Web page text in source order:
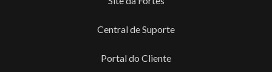
Central de Suporte
Portal do Cliente